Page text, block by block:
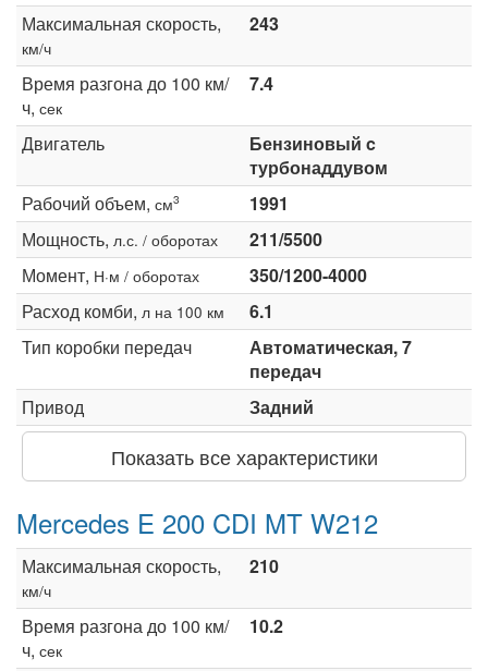
Максимальная скорость,
км/ч
243
Время разгона до 100 км/
ч, сек
7.4
Двигатель
Бензиновый c
турбонаддувом
Рабочий объем, см3
1991
Мощность, л.с. / оборотах
211/5500
Момент, Н·м / оборотах
350/1200-4000
Расход комби, л на 100 км
6.1
Тип коробки передач
Автоматическая, 7
передач
Привод
Задний
Показать все характеристики
Mercedes E 200 CDI MT W212
Максимальная скорость,
км/ч
210
Время разгона до 100 км/
ч, сек
10.2